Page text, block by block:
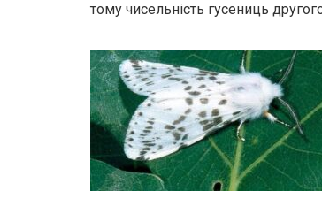
тому чисельність гусениць